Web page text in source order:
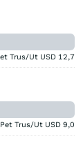
Trus/Ut USD 12,7
Trus/Ut USD 9,0